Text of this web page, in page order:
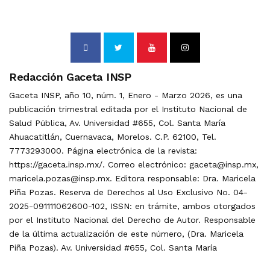
Redacción Gaceta INSP
Gaceta INSP, año 10, núm. 1, Enero - Marzo 2026, es una
publicación trimestral editada por el Instituto Nacional de
Salud Pública, Av. Universidad #655, Col. Santa María
Ahuacatitlán, Cuernavaca, Morelos. C.P. 62100, Tel.
7773293000. Página electrónica de la revista:
https://gaceta.insp.mx/. Correo electrónico: gaceta@insp.mx,
maricela.pozas@insp.mx. Editora responsable: Dra. Maricela
Piña Pozas. Reserva de Derechos al Uso Exclusivo No. 04-
2025-091111062600-102, ISSN: en trámite, ambos otorgados
por el Instituto Nacional del Derecho de Autor. Responsable
de la última actualización de este número, (Dra. Maricela
Piña Pozas). Av. Universidad #655, Col. Santa María